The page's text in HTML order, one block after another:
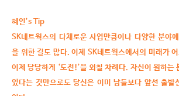
혜인’s Tip
SK네트웍스의 다채로운 사업만큼이나 다양한 분야
을 위한 길도 많다.이제 SK네트웍스에서의 미래가
이제 당당하게 ‘도전!’을 외칠 차례다. 자신이 원하는
있다는 것만으로도 당신은 이미 남들보다 앞선 출발